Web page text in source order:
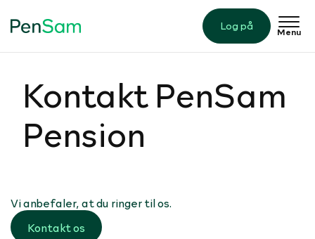
Log på Menu
Kontakt PenSam
Pension
Vi anbefaler, at du ringer til os.
Kontakt os